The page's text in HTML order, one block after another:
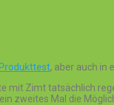
, aber auch in
mit Zimt tatsächlich
zweites Mal die